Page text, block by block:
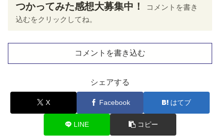
つかってみた感想大募集中！
コメントを書き
込むをクリックしてね。
コメントを書き込む
シェアする
X Facebook はてブ
LINE コピー